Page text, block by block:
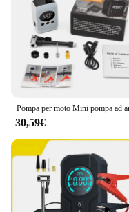
preparedness.
you're ready to
with confidence.
30,59€